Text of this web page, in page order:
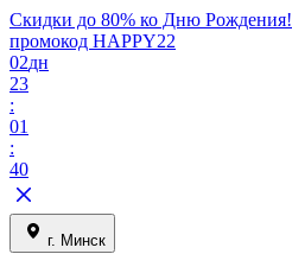
Скидки до 80% ко Дню Рождения!
промокод HAPPY22
02дн
23
:
01
:
40
г. Минск